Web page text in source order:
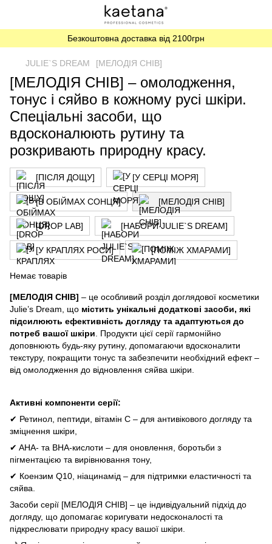
Безкоштовна доставка від 2100грн
JULIE`S DREAM [МЕЛОДІЯ СНІВ]
[МЕЛОДІЯ СНІВ] – омолодження,
тонус і сяйво в кожному русі шкіри.
Спеціальні засоби, що
вдосконалюють рутину та
розкривають природну красу.
[ПІСЛЯ ДОЩУ] [У СЕРЦІ МОРЯ]
[В ОБІЙМАХ СОНЦЯ] [МЕЛОДІЯ СНІВ]
[DROP LAB] [НАБОРИ JULIE`S DREAM]
[У КРАПЛЯХ РОСИ] [ПОМІЖ ХМАРАМИ]
Немає товарів
[МЕЛОДІЯ СНІВ] – це особливий розділ доглядової косметики
Julie’s Dream, що містить унікальні додаткові засоби, які
підсилюють ефективність догляду та адаптуються до
потреб вашої шкіри . Продукти цієї серії гармонійно
доповнюють будь-яку рутину, допомагаючи вдосконалити
текстуру, покращити тонус та забезпечити необхідний ефект –
від омолодження до відновлення сяйва шкіри.
Активні компоненти серії:
✔ Ретинол, пептиди, вітамін C – для антивікового догляду та
зміцнення шкіри,
✔ AHA- та BHA-кислоти – для оновлення, боротьби з
пігментацією та вирівнювання тону,
✔ Коензим Q10, ніацинамід – для підтримки еластичності та
сяйва.
Засоби серії [МЕЛОДІЯ СНІВ] – це індивідуальний підхід до
догляду, що допомагає коригувати недосконалості та
підкреслювати природну красу вашої шкіри.